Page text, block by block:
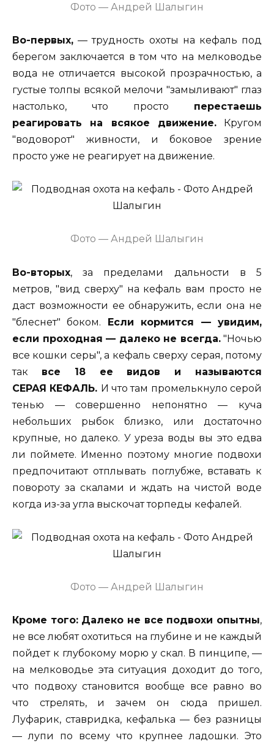
Фото — Андрей Шалыгин
Во-первых, — трудность охоты на кефаль под
берегом заключается в том что на мелководье
вода не отличается высокой прозрачностью, а
густые толпы всякой мелочи "замыливают" глаз
настолько, что просто перестаешь
реагировать на всякое движение.Кругом
"водоворот" живности, и боковое зрение
просто уже не реагирует на движение.
Фото — Андрей Шалыгин
Во-вторых, за пределами дальности в 5
метров, "вид сверху" на кефаль вам просто не
даст возможности ее обнаружить, если она не
"блеснет" боком. Если кормится — увидим,
если проходная — далеко не всегда."Ночью
все кошки серы", а кефаль сверху серая, потому
так все 18 ее видов и называются
СЕРАЯ КЕФАЛЬ. И что там промелькнуло серой
тенью — совершенно непонятно — куча
небольших рыбок близко, или достаточно
крупные, но далеко. У уреза воды вы это едва
ли поймете. Именно поэтому многие подвохи
предпочитают отплывать поглубже, вставать к
повороту за скалами и ждать на чистой воде
когда из-за угла выскочат торпеды кефалей.
Фото — Андрей Шалыгин
Кроме того: Далеко не все подвохи опытны,
не все любят охотиться на глубине и не каждый
пойдет к глубокому морю у скал. В пинципе, —
на мелководье эта ситуация доходит до того,
что подвоху становится вообще все равно во
что стрелять, и зачем он сюда пришел.
Луфарик, ставридка, кефалька — без разницы
— лупи по всему что крупнее ладошки. Это